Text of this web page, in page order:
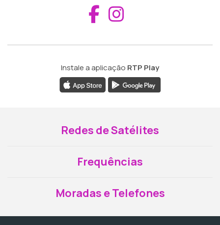
Aceder ao
Instale a aplicação RTP Play
Redes de Satélites
Frequências
Moradas e Telefones